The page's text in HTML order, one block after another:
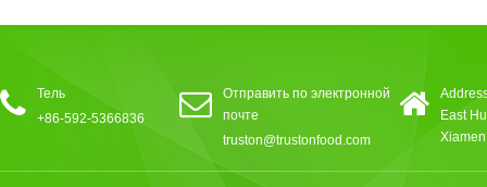
Тель
+86-592-5366836
Отправить по электронной
почте
truston@trustonfood.com
East